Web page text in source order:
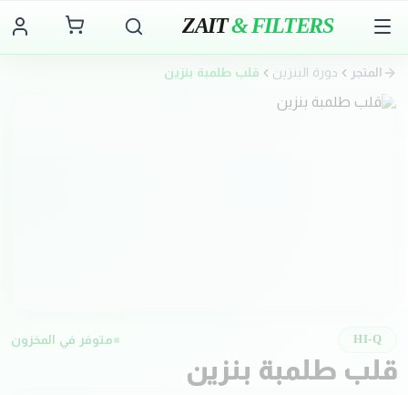
ZAIT& FILTERS
المتجر دورة البنزين قلب طلمبة بنزين
HI-Q متوفر في المخزون
قلب طلمبة بنزين